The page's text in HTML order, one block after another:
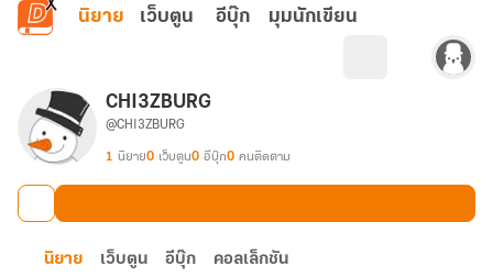
ข้ามไปยังเนื้อหาหลัก
นิยาย เว็บตูน อีบุ๊ก มุมนักเขียน
CHI3ZBURG
@CHI3ZBURG
1 นิยาย0 เว็บตูน0 อีบุ๊ก0 คนติดตาม
นิยาย เว็บตูน อีบุ๊ก คอลเล็กชัน